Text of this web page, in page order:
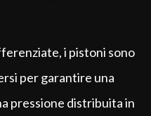
i pistoni sono
per garantire una
pressione distribuita in